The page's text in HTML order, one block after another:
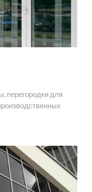
перегородки для